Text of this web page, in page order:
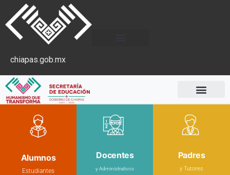
chiapas.gob.mx
Alumnos
Estudiantes
Docentes
y Administrativos
Padres
y Tutores